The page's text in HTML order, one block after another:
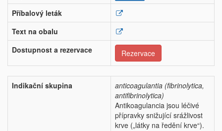
Příbalový leták
Text na obalu
Dostupnost a rezervace
Rezervace
Indikační skupina
anticoagulantia (fibrinolytica,
antifibrinolytica)
Antikoagulancia jsou léčivé
přípravky snižující srážlivost
krve („látky na ředění krve“).